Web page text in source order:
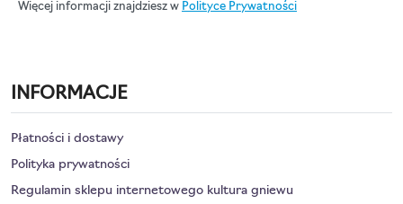
Więcej informacji znajdziesz w Polityce Prywatności
INFORMACJE
Płatności i dostawy
Polityka prywatności
Regulamin sklepu internetowego kultura gniewu